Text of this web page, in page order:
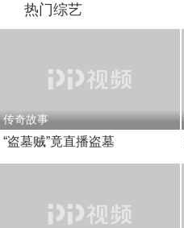
热门综艺
传奇故事
“盗墓贼”竟直播盗墓